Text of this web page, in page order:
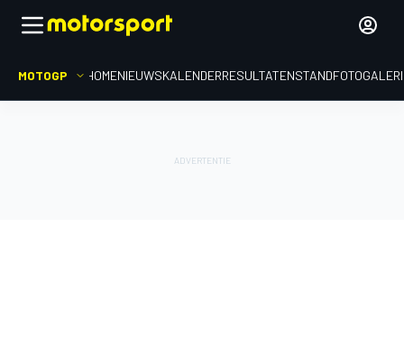
MOTOGP HOMENIEUWSKALENDERRESULTATENSTAND